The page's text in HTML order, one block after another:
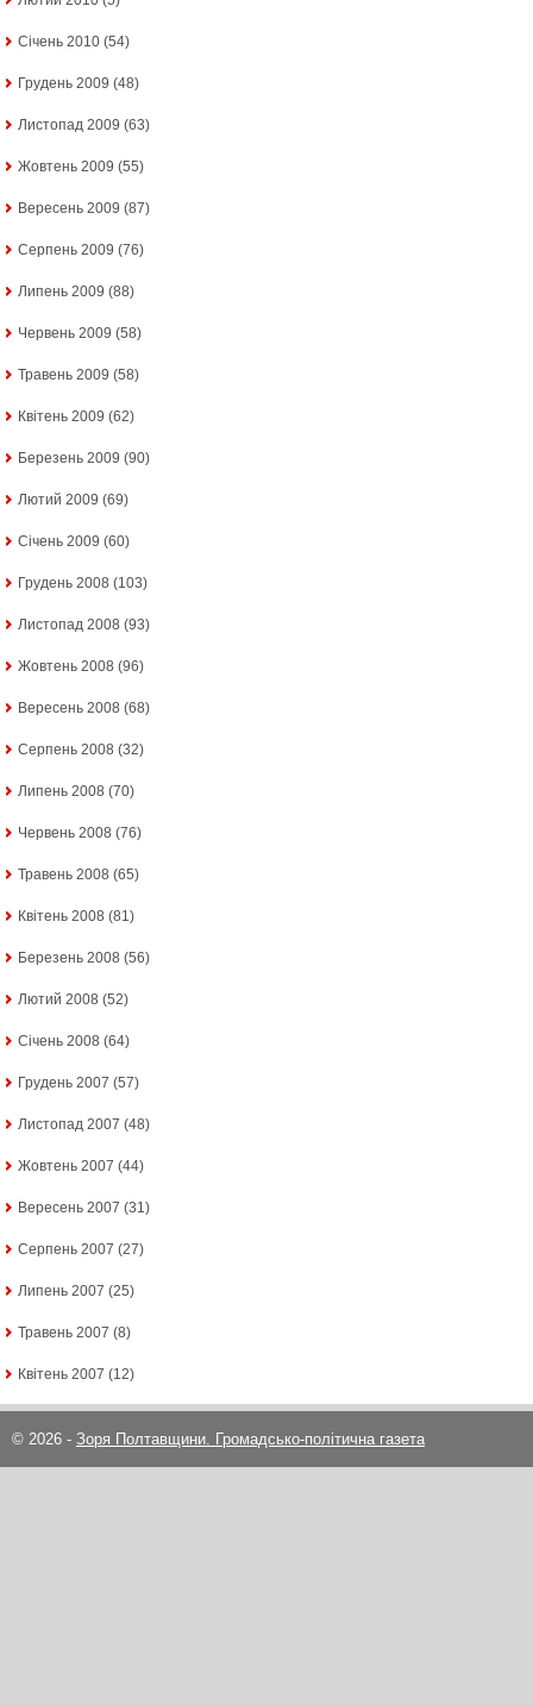
Січень 2010 (54)
Грудень 2009 (48)
Листопад 2009 (63)
Жовтень 2009 (55)
Вересень 2009 (87)
Серпень 2009 (76)
Липень 2009 (88)
Червень 2009 (58)
Травень 2009 (58)
Квітень 2009 (62)
Березень 2009 (90)
Лютий 2009 (69)
Січень 2009 (60)
Грудень 2008 (103)
Листопад 2008 (93)
Жовтень 2008 (96)
Вересень 2008 (68)
Серпень 2008 (32)
Липень 2008 (70)
Червень 2008 (76)
Травень 2008 (65)
Квітень 2008 (81)
Березень 2008 (56)
Лютий 2008 (52)
Січень 2008 (64)
Грудень 2007 (57)
Листопад 2007 (48)
Жовтень 2007 (44)
Вересень 2007 (31)
Серпень 2007 (27)
Липень 2007 (25)
Травень 2007 (8)
Квітень 2007 (12)
© 2026 - Зоря Полтавщини. Громадсько-політична газета